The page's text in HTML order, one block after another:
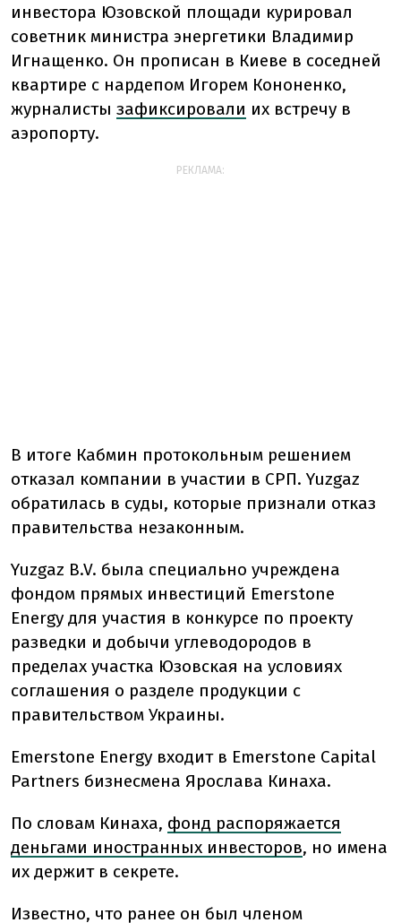
инвестора Юзовской площади курировал
советник министра энергетики Владимир
Игнащенко. Он прописан в Киеве в соседней
квартире с нардепом Игорем Кононенко,
журналисты зафиксировали их встречу в
аэропорту.
РЕКЛАМА:
В итоге Кабмин протокольным решением
отказал компании в участии в СРП. Yuzgaz
обратилась в суды, которые признали отказ
правительства незаконным.
Yuzgaz B.V. была специально учреждена
фондом прямых инвестиций Emerstone
Energy для участия в конкурсе по проекту
разведки и добычи углеводородов в
пределах участка Юзовская на условиях
соглашения о разделе продукции с
правительством Украины.
Emerstone Energy входит в Emerstone Capital
Partners бизнесмена Ярослава Кинаха.
По словам Кинаха, фонд распоряжается
деньгами иностранных инвесторов, но имена
их держит в секрете.
Известно, что ранее он был членом